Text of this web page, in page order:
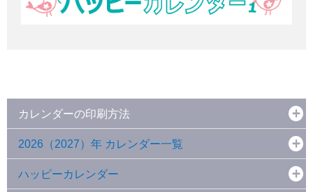
カレンダーの印刷方法
2026（2027）年 カレンダー一覧
ハッピーカレンダー